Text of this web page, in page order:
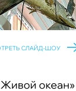
СЛАЙД-ШОУ